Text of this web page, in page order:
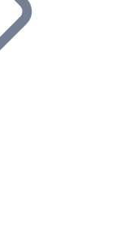
e comercialize
serviço de